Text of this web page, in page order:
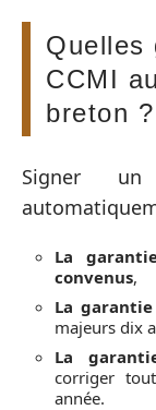
Quelles
CCMI
breton ?
Signer
La
convenus,
La
majeurs dix
La
corriger
année.